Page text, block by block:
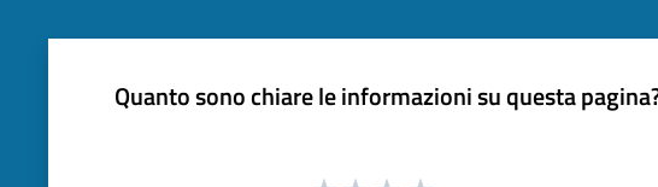
Quanto sono chiare le informazioni su questa